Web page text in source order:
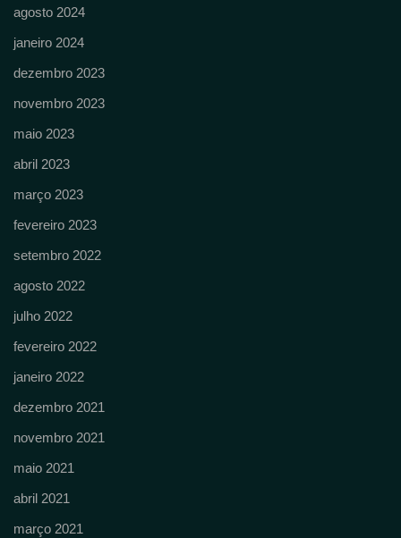
agosto 2024
janeiro 2024
dezembro 2023
novembro 2023
maio 2023
abril 2023
março 2023
fevereiro 2023
setembro 2022
agosto 2022
julho 2022
fevereiro 2022
janeiro 2022
dezembro 2021
novembro 2021
maio 2021
abril 2021
março 2021